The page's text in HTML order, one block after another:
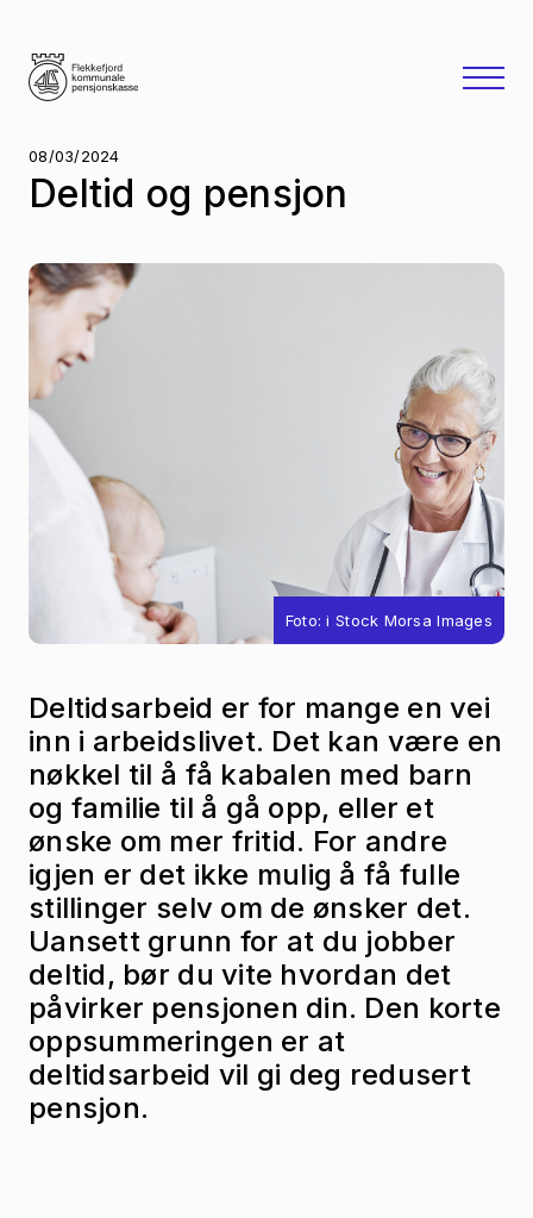
08/03/2024
Deltid og pensjon
Foto: i Stock Morsa Images
Deltidsarbeid er for mange en vei
inn i arbeidslivet. Det kan være en
nøkkel til å få kabalen med barn
og familie til å gå opp, eller et
ønske om mer fritid. For andre
igjen er det ikke mulig å få fulle
stillinger selv om de ønsker det.
Uansett grunn for at du jobber
deltid, bør du vite hvordan det
påvirker pensjonen din. Den korte
oppsummeringen er at
deltidsarbeid vil gi deg redusert
pensjon.